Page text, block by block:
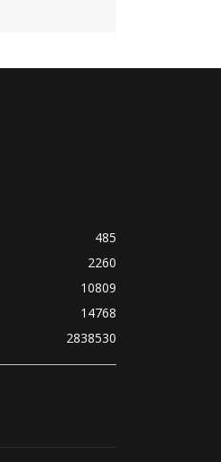
485
2260
10809
14768
2838530